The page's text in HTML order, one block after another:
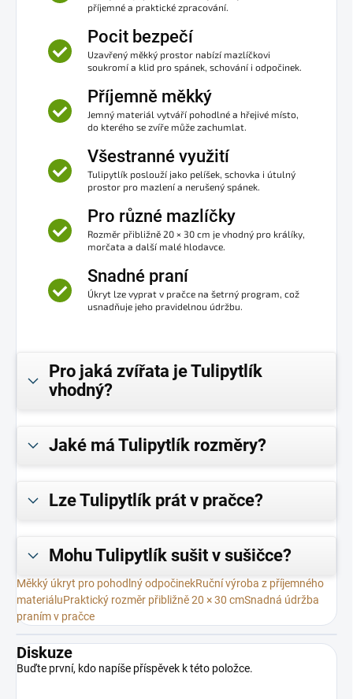
příjemné a praktické zpracování.
Pocit bezpečí
Uzavřený měkký prostor nabízí mazlíčkovi
soukromí a klid pro spánek, schování i odpočinek.
Příjemně měkký
Jemný materiál vytváří pohodlné a hřejivé místo,
do kterého se zvíře může zachumlat.
Všestranné využití
Tulipytlík poslouží jako pelíšek, schovka i útulný
prostor pro mazlení a nerušený spánek.
Pro různé mazlíčky
Rozměr přibližně 20 × 30 cm je vhodný pro králíky,
morčata a další malé hlodavce.
Snadné praní
Úkryt lze vyprat v pračce na šetrný program, což
usnadňuje jeho pravidelnou údržbu.
Pro jaká zvířata je Tulipytlík
vhodný?
Jaké má Tulipytlík rozměry?
Lze Tulipytlík prát v pračce?
Mohu Tulipytlík sušit v sušičce?
Měkký úkryt pro pohodlný odpočinekRuční výroba z příjemného
materiáluPraktický rozměr přibližně 20 × 30 cmSnadná údržba
praním v pračce
Diskuze
Buďte první, kdo napíše příspěvek k této položce.